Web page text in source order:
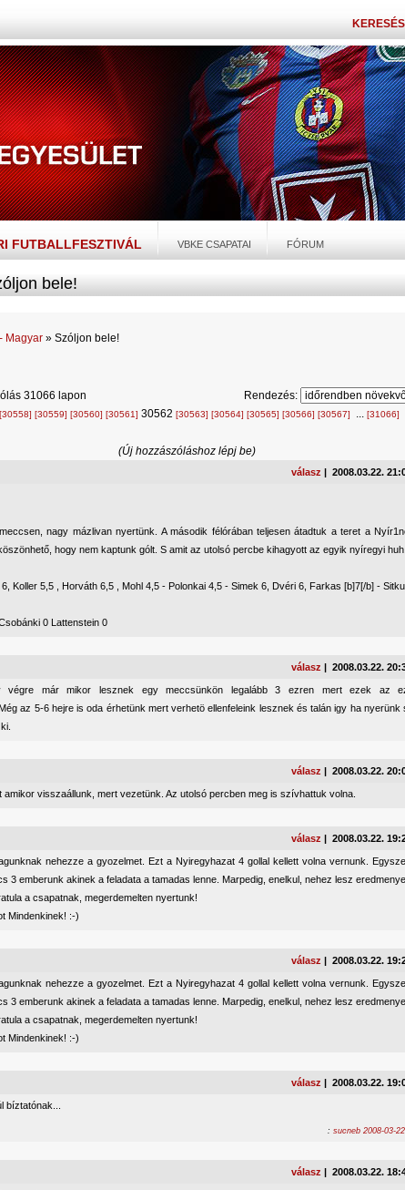
KERESÉS
FUTBALLFESZTIVÁL VBKE CSAPATAI FÓRUM
bele!
Magyar » Szóljon bele!
31066 lapon Rendezés:
[30558] [30559] [30560] [30561] 30562 [30563] [30564] [30565] [30566] [30567] ... [31066]
(Új hozzászóláshoz lépj be)
válasz | 2008.03.22.
nagy mázlivan nyertünk. A második félórában teljesen átadtuk a teret a
hogy nem kaptunk gólt. S amit az utolsó percbe kihagyott az egyik nyíregyi
Koller 5,5 , Horváth 6,5 , Mohl 4,5 - Polonkai 4,5 - Simek 6, Dvéri 6, Farkas [b]7[/b] -
0 Lattenstein 0
válasz | 2008.03.22.
végre már mikor lesznek egy meccsünkön legalább 3 ezren mert ezek az
az 5-6 hejre is oda érhetünk mert verhetö ellenfeleink lesznek és talán igy ha nyerünk
válasz | 2008.03.22.
amikor visszaállunk, mert vezetünk. Az utolsó percben meg is szívhattuk volna.
válasz | 2008.03.22.
nehezze a gyozelmet. Ezt a Nyiregyhazat 4 gollal kellett volna vernunk.
3 emberunk akinek a feladata a tamadas lenne. Marpedig, enelkul, nehez lesz
a csapatnak, megerdemelten nyertunk!
Mindenkinek! :-)
válasz | 2008.03.22.
nehezze a gyozelmet. Ezt a Nyiregyhazat 4 gollal kellett volna vernunk.
3 emberunk akinek a feladata a tamadas lenne. Marpedig, enelkul, nehez lesz
a csapatnak, megerdemelten nyertunk!
Mindenkinek! :-)
válasz | 2008.03.22.
bíztatónak...
: sucneb 2008-03-
válasz | 2008.03.22.